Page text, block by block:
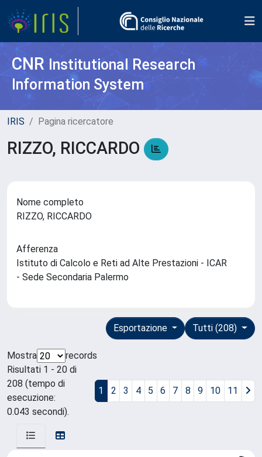
CNR Institutional Research
Information System
IRIS Pagina ricercatore
RIZZO, RICCARDO
Nome completo
RIZZO, RICCARDO
Afferenza
Istituto di Calcolo e Reti ad Alte Prestazioni - ICAR
- Sede Secondaria Palermo
Tutti (208)
Esportazione
Mostra
records
Risultati 1 - 20 di
208 (tempo di
esecuzione:
0.043 secondi).
1 2 3 4 5 6 7 8 9 10 11